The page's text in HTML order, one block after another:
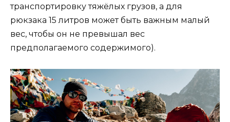
транспортировку тяжёлых грузов, а для
рюкзака 15 литров может быть важным малый
вес, чтобы он не превышал вес
предполагаемого содержимого).